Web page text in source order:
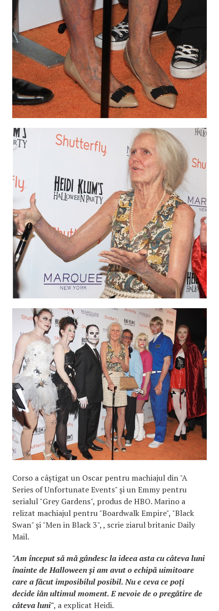
Corso a câștigat un Oscar pentru machiajul din "A
Series of Unfortunate Events" și un Emmy pentru
serialul "Grey Gardens", produs de HBO. Marino a
relizat machiajul pentru "Boardwalk Empire", "Black
Swan" și "Men in Black 3", , scrie ziarul britanic Daily
Mail.
"Am început să mă gândesc la ideea asta cu câteva luni
înainte de Halloween și am avut o echipă uimitoare
care a făcut imposibilul posibil. Nu e ceva ce poți
decide îăn ultimul moment. E nevoie de o pregătire de
câteva luni", a explicat Heidi.